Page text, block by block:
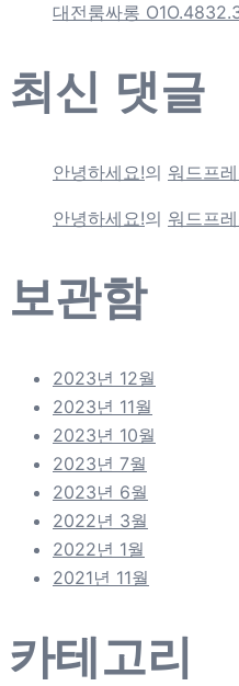
대전룸싸롱
최신 댓글
안녕하세요!의 워드프
안녕하세요!의 워드프
보관함
2023년 12월
2023년 11월
2023년 10월
2023년 7월
2023년 6월
2022년 3월
2022년 1월
2021년 11월
카테고리